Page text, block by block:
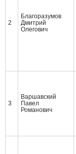
2
Благоразумов
Дмитрий
Олегович
3
Варшавский
Павел
Романович